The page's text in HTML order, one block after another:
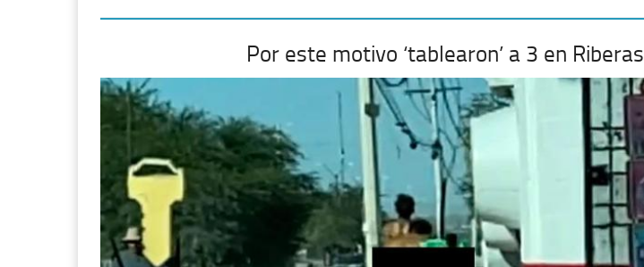
Por este motivo ‘tablearon’ a 3 en Riberas